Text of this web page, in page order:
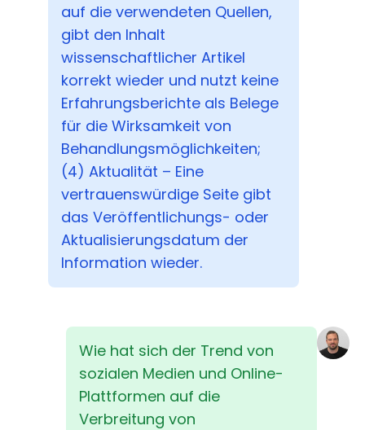
auf die verwendeten Quellen,
gibt den Inhalt
wissenschaftlicher Artikel
korrekt wieder und nutzt keine
Erfahrungsberichte als Belege
für die Wirksamkeit von
Behandlungsmöglichkeiten;
(4) Aktualität – Eine
vertrauenswürdige Seite gibt
das Veröffentlichungs- oder
Aktualisierungsdatum der
Information wieder.
Wie hat sich der Trend von
sozialen Medien und Online-
Plattformen auf die
Verbreitung von